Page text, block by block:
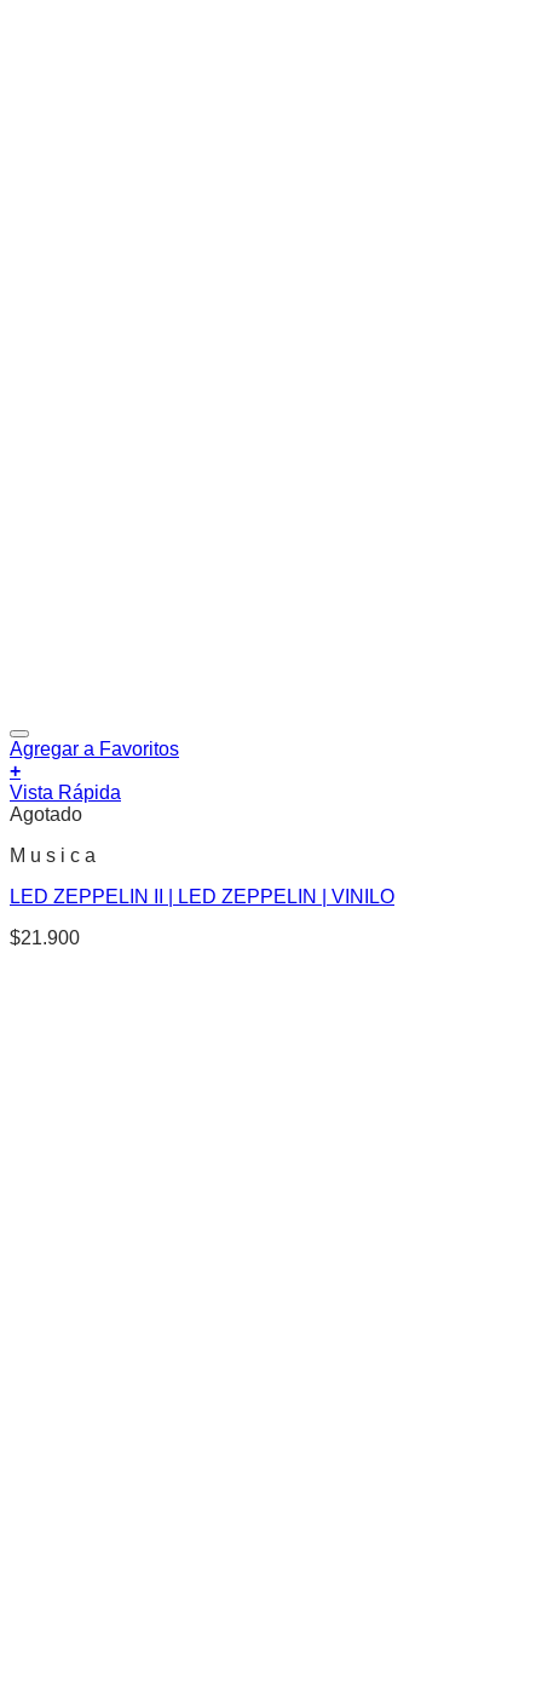
Agregar a Favoritos
+
Vista Rápida
Agotado
M u s i c a
LED ZEPPELIN II | LED ZEPPELIN | VINILO
$21.900